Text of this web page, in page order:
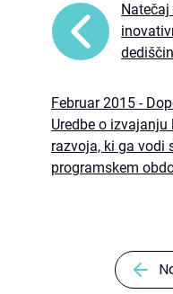
Februar 2015 -
Uredbe o izvajanju
razvoja, ki ga vodi
programskem